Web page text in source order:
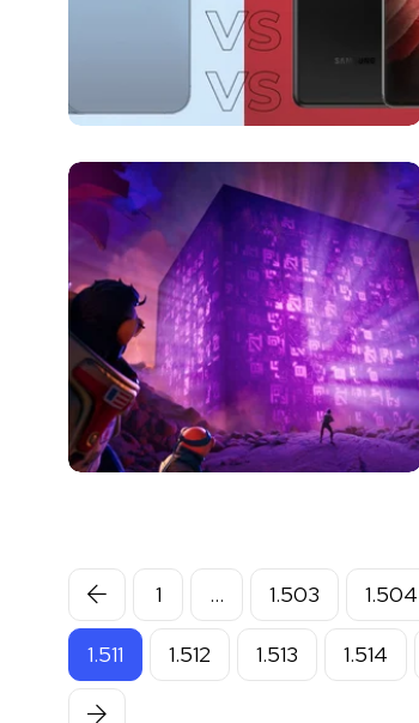
1 … 1.503 1.504
1.511 1.512 1.513 1.514